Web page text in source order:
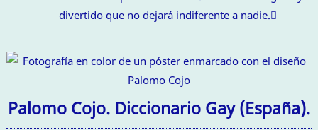
divertido que no dejará indiferente a nadie.
Palomo Cojo. Diccionario Gay (España).